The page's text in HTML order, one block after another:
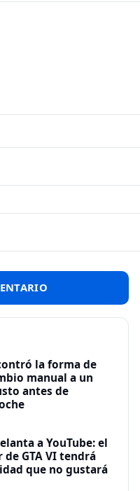
la forma de
manual a un
antes de
a YouTube: el
GTA VI tendrá
que no gustará